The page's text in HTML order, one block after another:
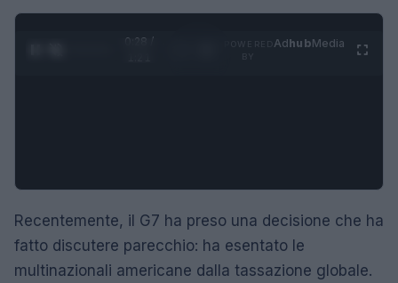
0:29 /
AdhubMedia
Recentemente, il G7 ha preso una decisione che ha
fatto discutere parecchio: ha esentato le
multinazionali americane dalla tassazione globale.